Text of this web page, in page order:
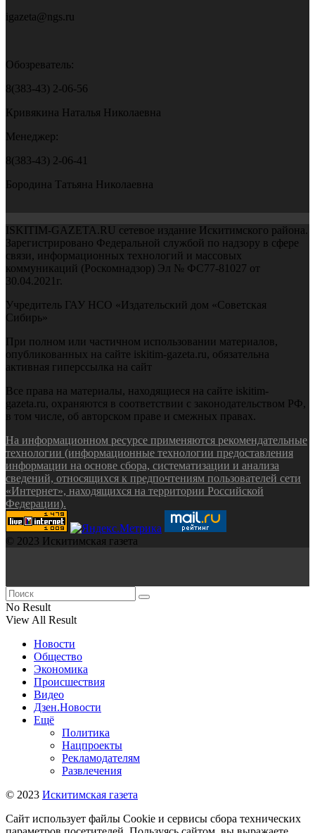
igazeta@ngs.ru
Обозреватель:
8(383-43) 2-06-56
Кривякина Наталья Николаевна
Менеджер:
8(383-43) 2-06-41
Бородина Татьяна Николаевна
ISKITIM-GAZETA.RU сетевое издание Искитимского района.
Зарегистрировано Федеральной службой по надзору в сфере
связи, информационных технологий и массовых
коммуникаций (Роскомнадзор) Эл № ФС77-81027 от
30.04.2021г.
Учредитель ГАУ НСО «Издательский дом «Советская
Сибирь»
При полном или частичном использовании материалов,
опубликованных на сайте iskitim-gazeta.ru, обязательна
активная гиперссылка на сайт
Все права на материалы, находящиеся на сайте iskitim-
gazeta.ru, охраняются в соответствии с законодательством РФ,
в том числе, об авторском праве и смежных правах.
На информационном ресурсе применяются рекомендательные
технологии (информационные технологии предоставления
информации на основе сбора, систематизации и анализа
сведений, относящихся к предпочтениям пользователей сети
«Интернет», находящихся на территории Российской
Федерации).
© 2023 Искитимская газета
No Result
View All Result
Новости
Общество
Экономика
Происшествия
Видео
Дзен.Новости
Ещё
Политика
Нацпроекты
Рекламодателям
Развлечения
© 2023 Искитимская газета
Сайт использует файлы Cookie и сервисы сбора технических